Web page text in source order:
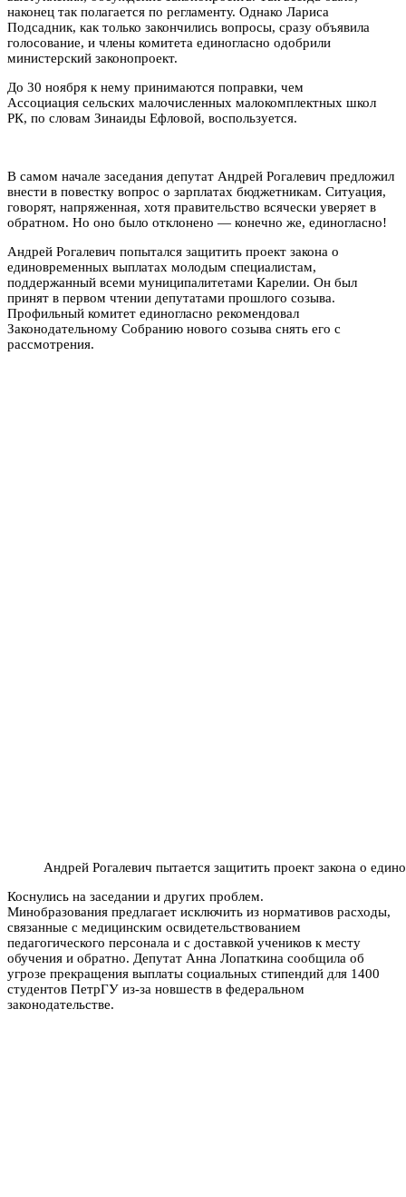
наконец так полагается по регламенту. Однако Лариса
Подсадник, как только закончились вопросы, сразу объявила
голосование, и члены комитета единогласно одобрили
министерский законопроект.
До 30 ноября к нему принимаются поправки, чем
Ассоциация сельских малочисленных малокомплектных школ
РК, по словам Зинаиды Ефловой, воспользуется.
В самом начале заседания депутат Андрей Рогалевич предложил
внести в повестку вопрос о зарплатах бюджетникам. Ситуация,
говорят, напряженная, хотя правительство всячески уверяет в
обратном. Но оно было отклонено — конечно же, единогласно!
Андрей Рогалевич попытался защитить проект закона о
единовременных выплатах молодым специалистам,
поддержанный всеми муниципалитетами Карелии. Он был
принят в первом чтении депутатами прошлого созыва.
Профильный комитет единогласно рекомендовал
Законодательному Собранию нового созыва снять его с
рассмотрения.
Андрей Рогалевич пытается защитить проект закона о
Коснулись на заседании и других проблем.
Минобразования предлагает исключить из нормативов расходы,
связанные с медицинским освидетельствованием
педагогического персонала и с доставкой учеников к месту
обучения и обратно. Депутат Анна Лопаткина сообщила об
угрозе прекращения выплаты социальных стипендий для 1400
студентов ПетрГУ из-за новшеств в федеральном
законодательстве.